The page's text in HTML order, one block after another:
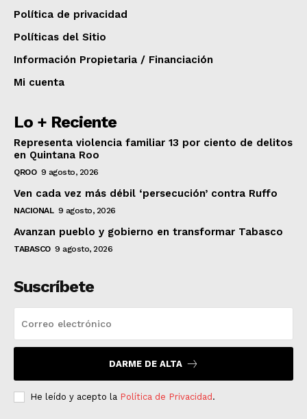
Política de privacidad
Políticas del Sitio
Información Propietaria / Financiación
Mi cuenta
Lo + Reciente
Representa violencia familiar 13 por ciento de delitos
en Quintana Roo
QROO 9 agosto, 2026
Ven cada vez más débil ‘persecución’ contra Ruffo
NACIONAL 9 agosto, 2026
Avanzan pueblo y gobierno en transformar Tabasco
TABASCO 9 agosto, 2026
Suscríbete
DARME DE ALTA
He leído y acepto la Política de Privacidad .